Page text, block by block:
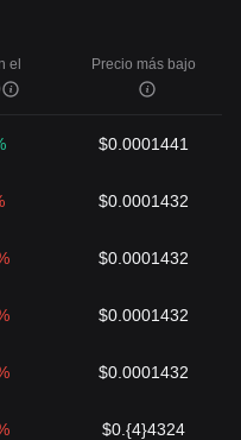
el
Precio más bajo
$0.0001441
$0.0001432
$0.0001432
$0.0001432
$0.0001432
$0.{4}4324